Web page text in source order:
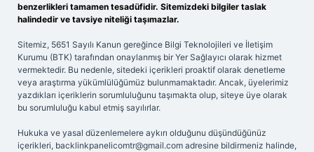
benzerlikleri tamamen tesadüfidir. Sitemizdeki bilgiler taslak
halindedir ve tavsiye niteliği taşımazlar.
Sitemiz, 5651 Sayılı Kanun gereğince Bilgi Teknolojileri ve İletişim
Kurumu (BTK) tarafından onaylanmış bir Yer Sağlayıcı olarak hizmet
vermektedir. Bu nedenle, sitedeki içerikleri proaktif olarak denetleme
veya araştırma yükümlülüğümüz bulunmamaktadır. Ancak, üyelerimiz
yazdıkları içeriklerin sorumluluğunu taşımakta olup, siteye üye olarak
bu sorumluluğu kabul etmiş sayılırlar.
Hukuka ve yasal düzenlemelere aykırı olduğunu düşündüğünüz
içerikleri, backlinkpanelicomtr@gmail.com adresine bildirmeniz halinde,